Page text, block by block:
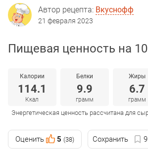
Автор рецепта: Вкуснофф
21 февраля 2023
Пищевая ценность на
Калории
114.1
Ккал
Белки
9.9
грамм
Жиры
6.7
грамм
Энергетическая ценность рассчитана для
Оценить 5 (38) Сохранить 9